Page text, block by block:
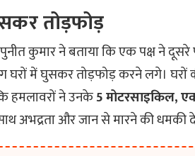
तोड़फोड़
कुमार ने बताया कि एक पक्ष ने दूसरे
घरों में घुसकर तोड़फोड़ करने लगे। घरों
हमलावरों ने उनके5 मोटरसाइकिल,
अभद्रता और जान से मारने की धमकी